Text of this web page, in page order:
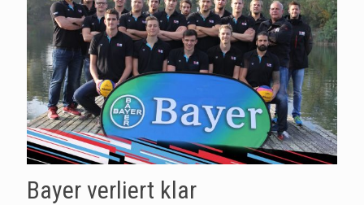
Bayer verliert klar